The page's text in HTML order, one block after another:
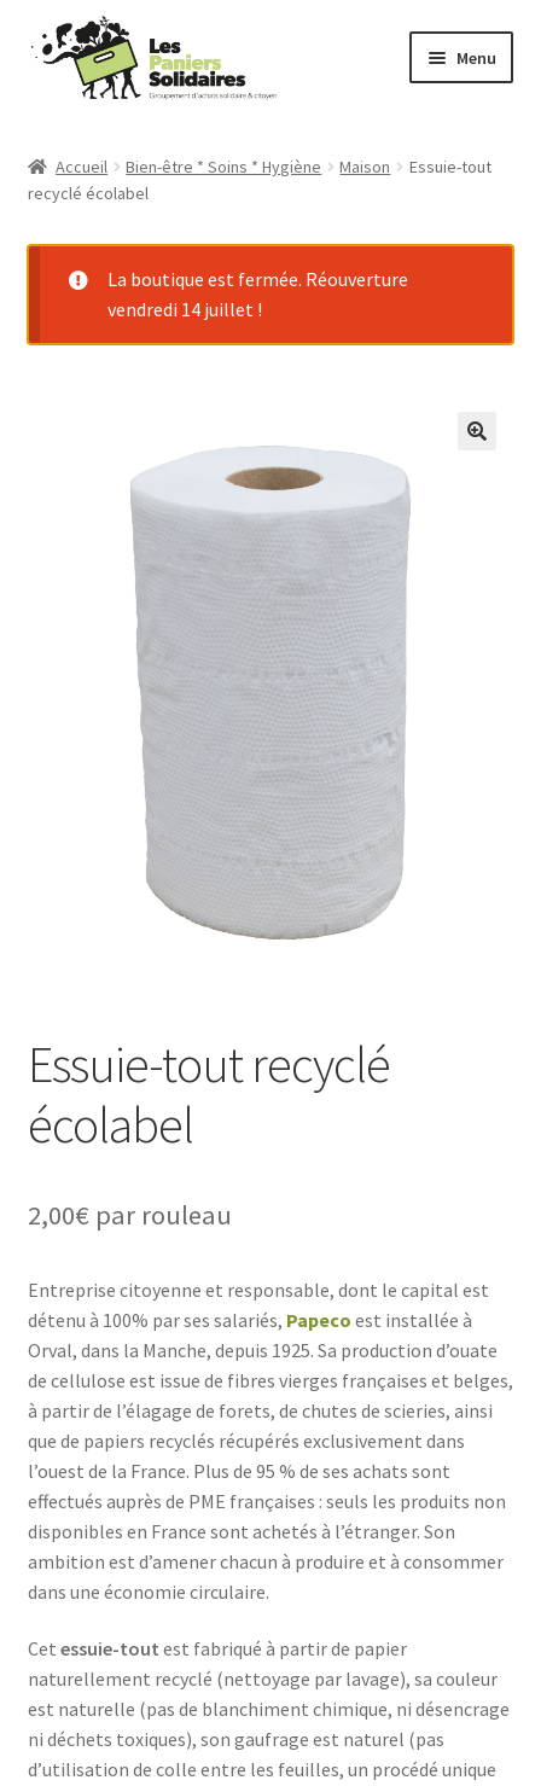
Aller
Aller
contenu
Menu
Producteurs
Accueil Bien-être * Soins * Hygiène Maison
Essuie-tout
recyclé écolabel
La boutique est fermée. Réouverture
vendredi 14 juillet !
Essuie-tout recyclé
écolabel
2,00€ par rouleau
Entreprise citoyenne et responsable, dont le capital est
détenu à 100% par ses salariés, Papeco est installée à
Orval, dans la Manche, depuis 1925. Sa production d’ouate
de cellulose est issue de fibres vierges françaises et belges,
à partir de l’élagage de forets, de chutes de scieries, ainsi
que de papiers recyclés récupérés exclusivement dans
l’ouest de la France. Plus de 95 % de ses achats sont
effectués auprès de PME françaises : seuls les produits non
disponibles en France sont achetés à l’étranger. Son
ambition est d’amener chacun à produire et à consommer
dans une économie circulaire.
Cet essuie-tout est fabriqué à partir de papier
naturellement recyclé (nettoyage par lavage), sa couleur
est naturelle (pas de blanchiment chimique, ni désencrage
ni déchets toxiques), son gaufrage est naturel (pas
d’utilisation de colle entre les feuilles, un procédé unique